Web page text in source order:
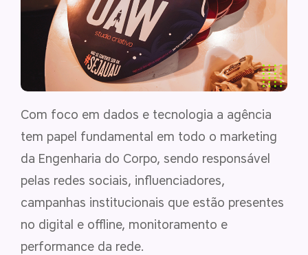
Com foco em dados e tecnologia a agência
tem papel fundamental em todo o marketing
da Engenharia do Corpo, sendo responsável
pelas redes sociais, influenciadores,
campanhas institucionais que estão presentes
no digital e offline, monitoramento e
performance da rede.